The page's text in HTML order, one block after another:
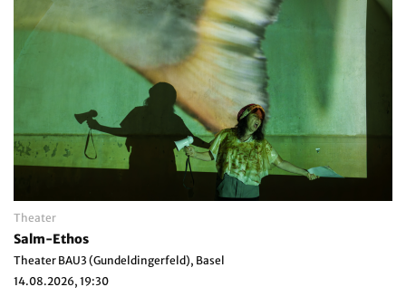
Theater
Salm-Ethos
Theater BAU3 (Gundeldingerfeld), Basel
14.08.2026, 19:30